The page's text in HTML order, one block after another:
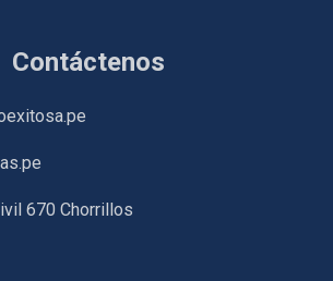
Contáctenos
670 Chorrillos